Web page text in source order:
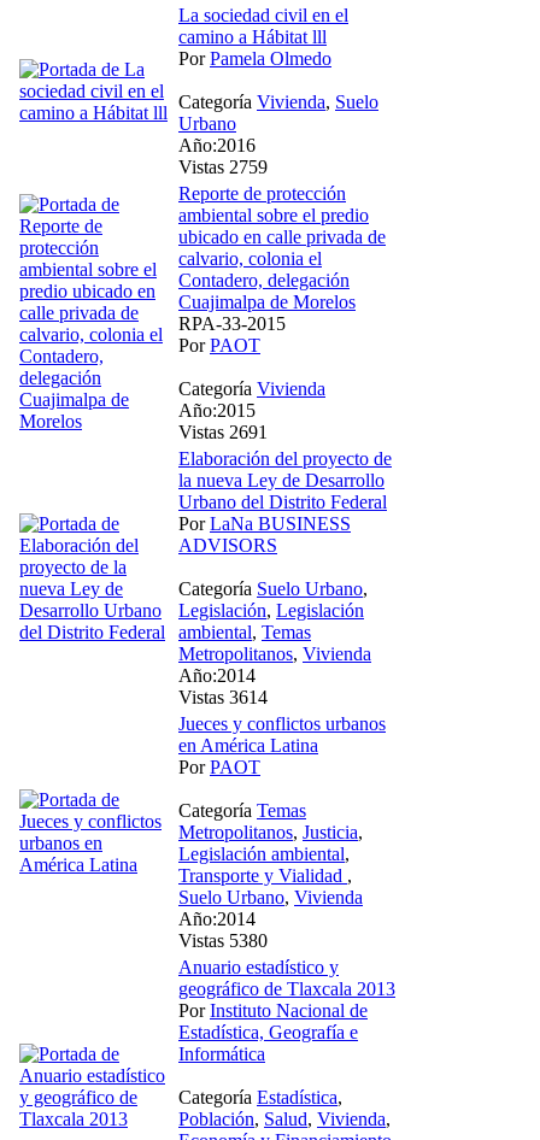
La sociedad civil en el
camino a Hábitat lll
PorPamela Olmedo
Categoría Vivienda, Suelo
Urbano
Año:2016
Vistas 2759
Reporte de protección
ambiental sobre el predio
ubicado en calle privada de
calvario, colonia el
Contadero, delegación
Cuajimalpa de Morelos
RPA-33-2015
PorPAOT
Categoría Vivienda
Año:2015
Vistas 2691
Elaboración del proyecto de
la nueva Ley de Desarrollo
Urbano del Distrito Federal
PorLaNa BUSINESS
ADVISORS
Categoría Suelo Urbano,
Legislación, Legislación
ambiental, Temas
Metropolitanos, Vivienda
Año:2014
Vistas 3614
Jueces y conflictos urbanos
en América Latina
PorPAOT
Categoría Temas
Metropolitanos, Justicia,
Legislación ambiental,
Transporte y Vialidad ,
Suelo Urbano, Vivienda
Año:2014
Vistas 5380
Anuario estadístico y
geográfico de Tlaxcala 2013
PorInstituto Nacional de
Estadística, Geografía e
Informática
Categoría Estadística,
Población, Salud, Vivienda,